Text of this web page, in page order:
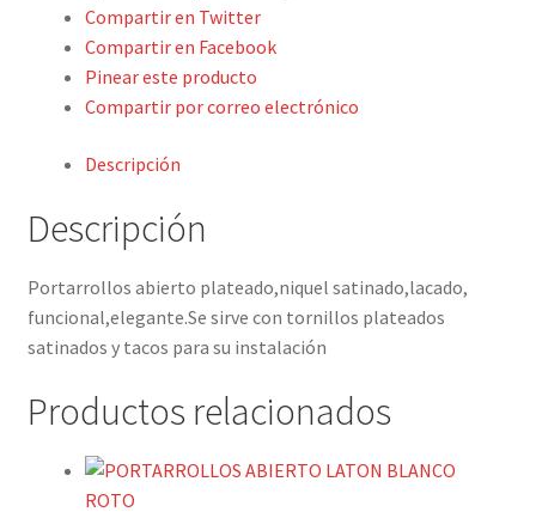
Compartir en Twitter
Compartir en Facebook
Pinear este producto
Compartir por correo electrónico
Descripción
Descripción
Portarrollos abierto plateado,niquel satinado,lacado,
funcional,elegante.Se sirve con tornillos plateados
satinados y tacos para su instalación
Productos relacionados